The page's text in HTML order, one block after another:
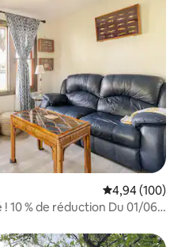
Évaluation
4,94 (100)